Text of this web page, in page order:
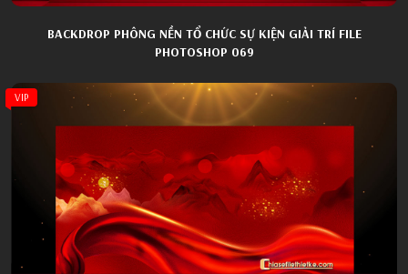
BACKDROP PHÔNG NỀN TỔ CHỨC SỰ KIỆN GIẢI TRÍ FILE
PHOTOSHOP 069
VIP